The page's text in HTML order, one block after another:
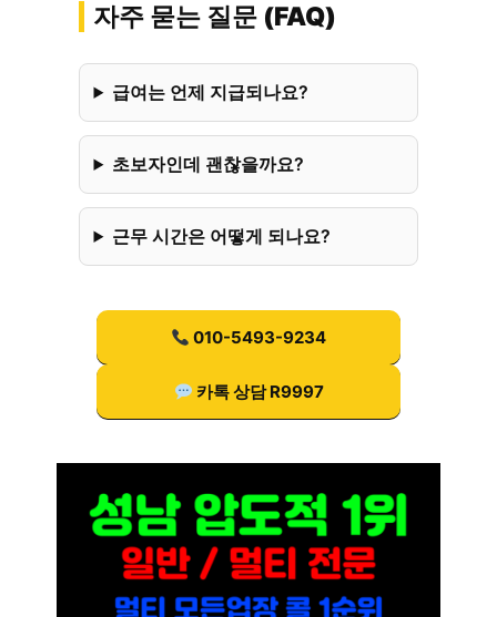
자주 묻는 질문 (FAQ)
급여는 언제 지급되나요?
초보자인데 괜찮을까요?
근무 시간은 어떻게 되나요?
010-5493-9234
카톡 상담 R9997